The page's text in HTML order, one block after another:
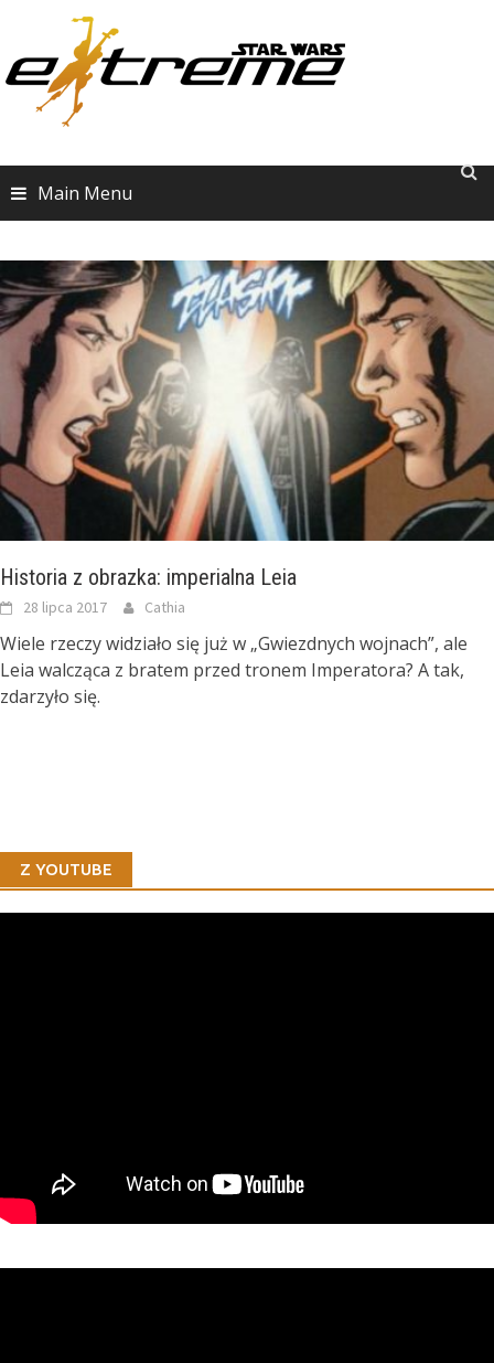
content
Main Menu
Historia z obrazka: imperialna Leia
28 lipca 2017 Cathia
Wiele rzeczy widziało się już w „Gwiezdnych wojnach”, ale
Leia walcząca z bratem przed tronem Imperatora? A tak,
zdarzyło się.
Z YOUTUBE